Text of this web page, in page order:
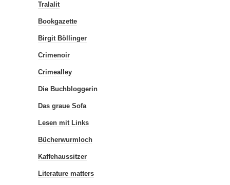
Tralalit
Bookgazette
Birgit Böllinger
Crimenoir
Crimealley
Die Buchbloggerin
Das graue Sofa
Lesen mit Links
Bücherwurmloch
Kaffehaussitzer
Literature matters